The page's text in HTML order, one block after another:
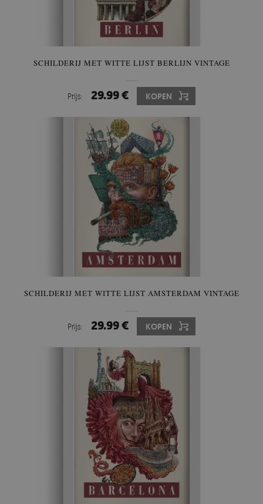
SCHILDERIJ MET WITTE LIJST BERLIJN VINTAGE
Prijs: 29.99 € KOPEN
SCHILDERIJ MET WITTE LIJST AMSTERDAM VINTAGE
Prijs: 29.99 € KOPEN